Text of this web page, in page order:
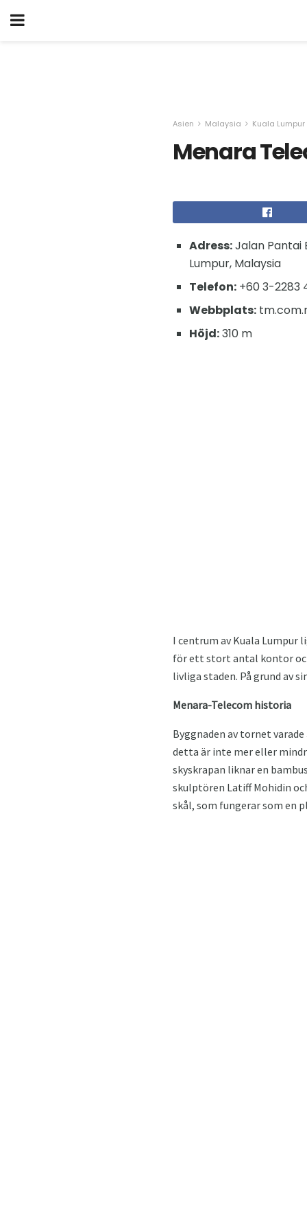
Asien Malaysia Kuala Lumpur
Menara
Adress:Jalan Pantai
Lumpur, Malaysia
Telefon: +60 3-2283
Webbplats:
Höjd:310 m
I centrum av Kuala Lumpur
för ett stort antal kontor
livliga staden. På grund av
Menara-Telecom historia
Byggnaden av tornet
detta är inte mer eller
skyskrapan liknar en
skulptören Latiff Mohidin
skål, som fungerar som en